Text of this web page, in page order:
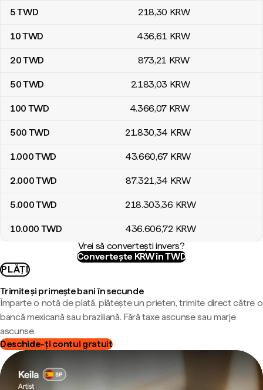
5TWD 218,30 KRW
10TWD 436,61 KRW
20TWD 873,21 KRW
50TWD 2.183,03 KRW
100 TWD 4.366,07 KRW
500 TWD 21.830,34 KRW
1.000TWD 43.660,67 KRW
2.000TWD 87.321,34 KRW
5.000TWD 218.303,36 KRW
10.000 TWD 436.606,72 KRW
Vrei să convertești invers?
Convertește KRW în TWD
PLĂȚI
Trimite și primește bani în secunde
Împarte o notă de plată, plătește un prieten, trimite direct către o
bancă mexicană sau braziliană. Fără taxe ascunse sau marje
ascunse.
Deschide-ți contul gratuit